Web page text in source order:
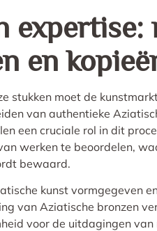
expertise:
en
stukken moet de
van authentieke
een cruciale rol in dit
werken te beoordelen,
bewaard.
kunst vormgegeven
van Aziatische bronzen
voor de uitdagingen